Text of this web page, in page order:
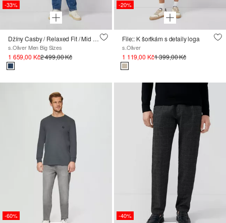
-33%
Džíny Casby / Relaxed Fit / Mid Rise / Straight Leg
s.Oliver Men Big Sizes
1 659,00 Kč2 499,00 Kč
-20%
File:: K šortkám s detaily loga
s.Oliver
1 119,00 Kč1 399,00 Kč
-60% -40%